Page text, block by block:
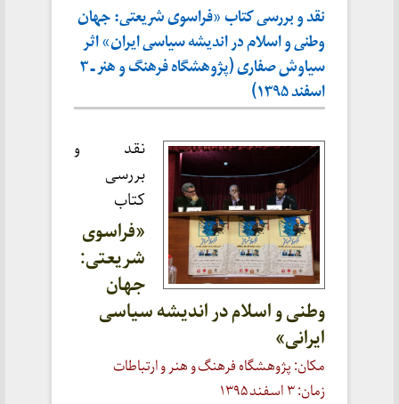
نقد و بررسی کتاب «فراسوی شریعتی: جهان
وطنی و اسلام در اندیشه سیاسی ایران» اثر
سیاوش صفاری (پژوهشگاه فرهنگ و هنر ـ ۳
اسفند ۱۳۹۵)
نقد و
بررسی
کتاب
«فراسوی
شریعتی:
جهان
وطنی و اسلام در اندیشه سیاسی
ایرانی»
مکان: پژوهشگاه فرهنگ و هنر و ارتباطات
زمان: ۳ اسفند ۱۳۹۵